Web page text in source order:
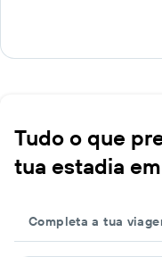
Tudo o que
tua estadia
Completa a tua